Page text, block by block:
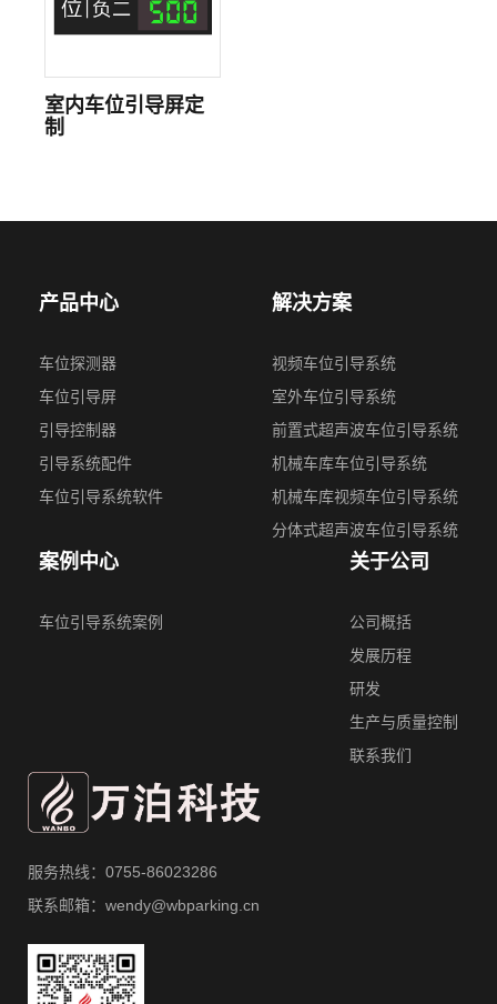
室内车位引导屏定
制
产品中心
车位探测器
车位引导屏
引导控制器
引导系统配件
车位引导系统软件
解决方案
视频⻋位引导系统
室外车位引导系统
前置式超声波⻋位引导系统
机械车库车位引导系统
机械⻋库视频车位引导系统
分体式超声波⻋位引导系统
案例中心
车位引导系统案例
关于公司
公司概括
发展历程
研发
生产与质量控制
联系我们
服务热线：0755-86023286
联系邮箱：wendy@wbparking.cn